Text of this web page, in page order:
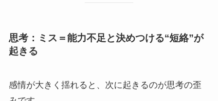
思考：ミス＝能力不足と決めつける“短絡”が
起きる
感情が大きく揺れると、次に起きるのが思考の歪